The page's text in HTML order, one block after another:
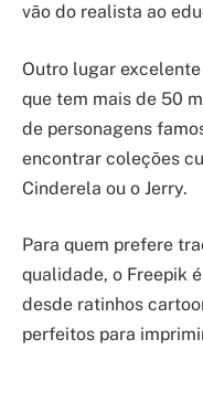
vão do realista ao
Outro lugar
que tem mais de 50
de personagens
encontrar coleções
Cinderela ou o Jerry.
Para quem prefere
qualidade, o Freepik
desde ratinhos
perfeitos para